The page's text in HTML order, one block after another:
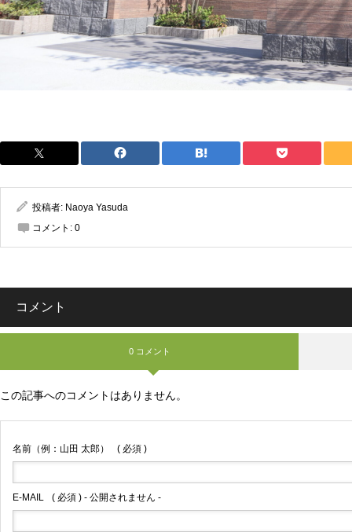
投稿者: Naoya Yasuda
コメント: 0
コメント
0 コメント
この記事へのコメントはありません。
名前（例：山田 太郎） ( 必須 )
E-MAIL ( 必須 ) - 公開されません -